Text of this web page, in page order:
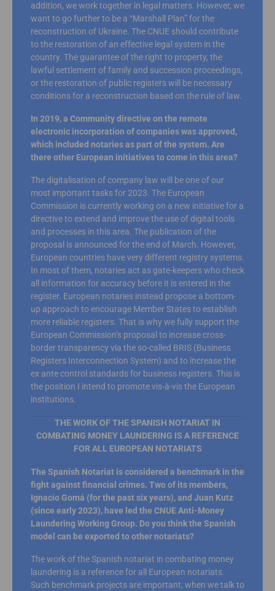
addition, we work together in legal matters. However, we
want to go further to be a “Marshall Plan” for the
reconstruction of Ukraine. The CNUE should contribute
to the restoration of an effective legal system in the
country. The guarantee of the right to property, the
lawful settlement of family and succession proceedings,
or the restoration of public registers will be necessary
conditions for a reconstruction based on the rule of law.
In 2019, a Community directive on the remote
electronic incorporation of companies was approved,
which included notaries as part of the system. Are
there other European initiatives to come in this area?
The digitalisation of company law will be one of our
most important tasks for 2023. The European
Commission is currently working on a new initiative for a
directive to extend and improve the use of digital tools
and processes in this area. The publication of the
proposal is announced for the end of March. However,
European countries have very different registry systems.
In most of them, notaries act as gate-keepers who check
all information for accuracy before it is entered in the
register. European notaries instead propose a bottom-
up approach to encourage Member States to establish
more reliable registers. That is why we fully support the
European Commission’s proposal to increase cross-
border transparency via the so-called BRIS (Business
Registers Interconnection System) and to increase the
ex ante control standards for business registers. This is
the position I intend to promote vis-à-vis the European
institutions.
THE WORK OF THE SPANISH NOTARIAT IN
COMBATING MONEY LAUNDERING IS A REFERENCE
FOR ALL EUROPEAN NOTARIATS
The Spanish Notariat is considered a benchmark in the
fight against financial crimes. Two of its members,
Ignacio Gomá (for the past six years), and Juan Kutz
(since early 2023), have led the CNUE Anti-Money
Laundering Working Group. Do you think the Spanish
model can be exported to other notariats?
The work of the Spanish notariat in combating money
laundering is a reference for all European notariats.
Such benchmark projects are important, when we talk to